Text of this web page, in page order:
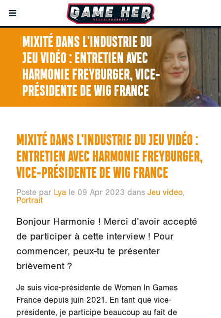
MIXITÉ DANS L'INDUSTRIE DU
JEU VIDÉO : ENTRETIEN AVEC
HARMONIE FREYBURGER, VICE-
PRÉSIDENTE DE WIG FRANCE
MIXITÉ DANS L'INDUSTRIE DU JEU VIDÉO :
ENTRETIEN AVEC HARMONIE FREYBURGER,
VICE-PRÉSIDENTE DE WIG FRANCE
Posté par Lyale 09 Apr 2023 dans Jeu vidéo,
Portrait
Bonjour Harmonie ! Merci d’avoir accepté
de participer à cette interview ! Pour
commencer, peux-tu te présenter
brièvement ?
Je suis vice-présidente de Women In Games
France depuis juin 2021. En tant que vice-
présidente, je participe beaucoup au fait de